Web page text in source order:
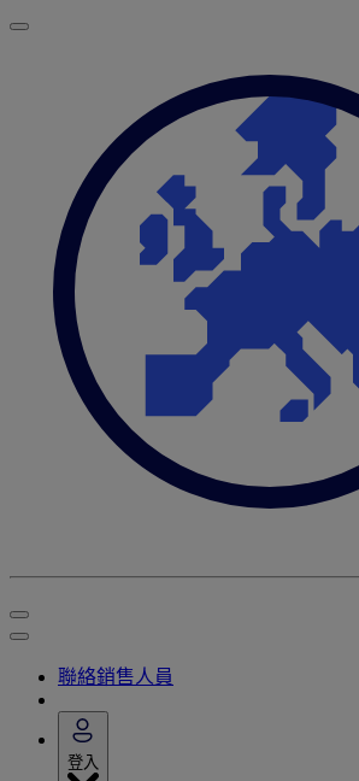
聯絡銷售人員
登入